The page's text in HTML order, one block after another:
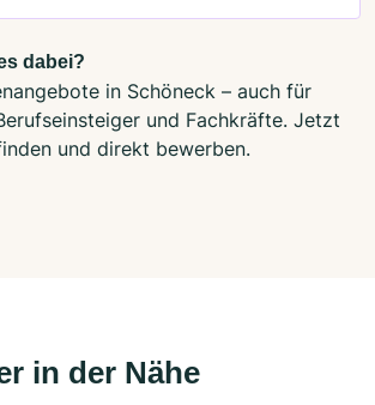
dabei?
in Schöneck – auch für
und Fachkräfte. Jetzt
und direkt bewerben.
in der Nähe